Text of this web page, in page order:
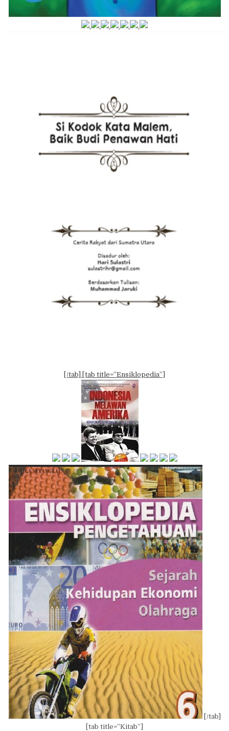
[/tab] [tab title=”Ensiklopedia”]
[/tab]
[tab title=”Kitab”]